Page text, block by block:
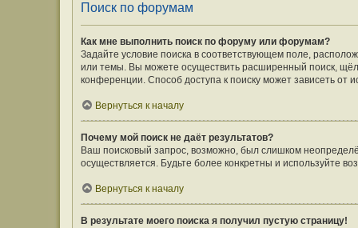
Поиск по форумам
Как мне выполнить поиск по форуму или форумам?
Задайте условие поиска в соответствующем поле,
или темы. Вы можете осуществить расширенный поиск,
конференции. Способ доступа к поиску может зависеть от
Вернуться к началу
Почему мой поиск не даёт результатов?
Ваш поисковый запрос, возможно, был слишком
осуществляется. Будьте более конкретны и используйте
Вернуться к началу
В результате моего поиска я получил пустую страницу!